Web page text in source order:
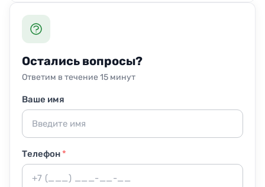
Остались вопросы?
Ответим в течение 15 минут
Ваше имя
Телефон*
менеджера.
Присутствие необязательно. Многие клиенты
оставляют ключи и спокойно уходят по делам. Важно
лишь заранее убрать ценности и документы в
недоступное место.